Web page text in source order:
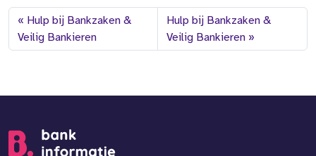
Hulp bij Bankzaken &
Veilig Bankieren
Hulp bij Bankzaken &
Veilig Bankieren